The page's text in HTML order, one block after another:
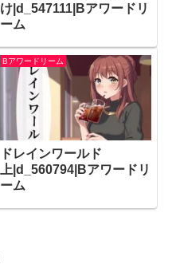
け|d_547111|Bアワードリ
ーム
Bアワードリーム
ドレインワールド
上|d_560794|Bアワードリ
ーム